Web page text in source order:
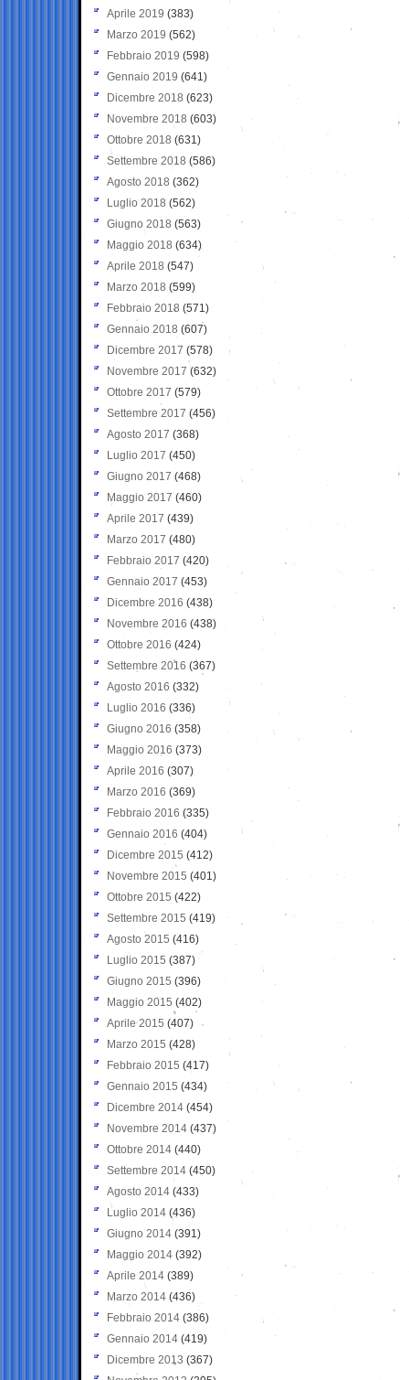
Aprile 2019 (383)
Marzo 2019 (562)
Febbraio 2019 (598)
Gennaio 2019 (641)
Dicembre 2018 (623)
Novembre 2018 (603)
Ottobre 2018 (631)
Settembre 2018 (586)
Agosto 2018 (362)
Luglio 2018 (562)
Giugno 2018 (563)
Maggio 2018 (634)
Aprile 2018 (547)
Marzo 2018 (599)
Febbraio 2018 (571)
Gennaio 2018 (607)
Dicembre 2017 (578)
Novembre 2017 (632)
Ottobre 2017 (579)
Settembre 2017 (456)
Agosto 2017 (368)
Luglio 2017 (450)
Giugno 2017 (468)
Maggio 2017 (460)
Aprile 2017 (439)
Marzo 2017 (480)
Febbraio 2017 (420)
Gennaio 2017 (453)
Dicembre 2016 (438)
Novembre 2016 (438)
Ottobre 2016 (424)
Settembre 2016 (367)
Agosto 2016 (332)
Luglio 2016 (336)
Giugno 2016 (358)
Maggio 2016 (373)
Aprile 2016 (307)
Marzo 2016 (369)
Febbraio 2016 (335)
Gennaio 2016 (404)
Dicembre 2015 (412)
Novembre 2015 (401)
Ottobre 2015 (422)
Settembre 2015 (419)
Agosto 2015 (416)
Luglio 2015 (387)
Giugno 2015 (396)
Maggio 2015 (402)
Aprile 2015 (407)
Marzo 2015 (428)
Febbraio 2015 (417)
Gennaio 2015 (434)
Dicembre 2014 (454)
Novembre 2014 (437)
Ottobre 2014 (440)
Settembre 2014 (450)
Agosto 2014 (433)
Luglio 2014 (436)
Giugno 2014 (391)
Maggio 2014 (392)
Aprile 2014 (389)
Marzo 2014 (436)
Febbraio 2014 (386)
Gennaio 2014 (419)
Dicembre 2013 (367)